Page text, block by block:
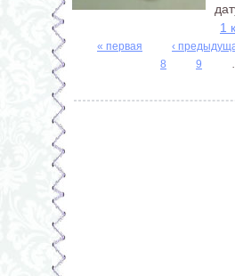
1
Страницы
« первая
‹
8
9